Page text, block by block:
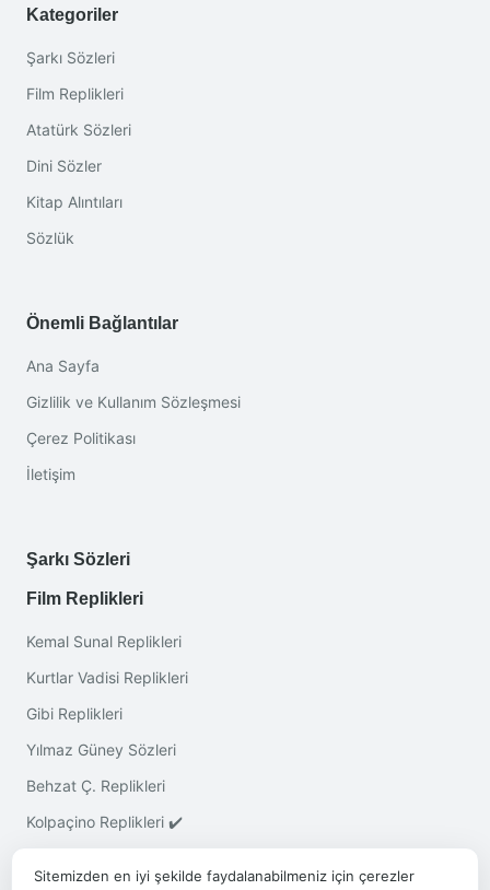
Kategoriler
Şarkı Sözleri
Film Replikleri
Atatürk Sözleri
Dini Sözler
Kitap Alıntıları
Sözlük
Önemli Bağlantılar
Ana Sayfa
Gizlilik ve Kullanım Sözleşmesi
Çerez Politikası
İletişim
Şarkı Sözleri
Film Replikleri
Kemal Sunal Replikleri
Kurtlar Vadisi Replikleri
Gibi Replikleri
Yılmaz Güney Sözleri
Behzat Ç. Replikleri
Kolpaçino Replikleri ✔️
Sitemizden en iyi şekilde faydalanabilmeniz için çerezler